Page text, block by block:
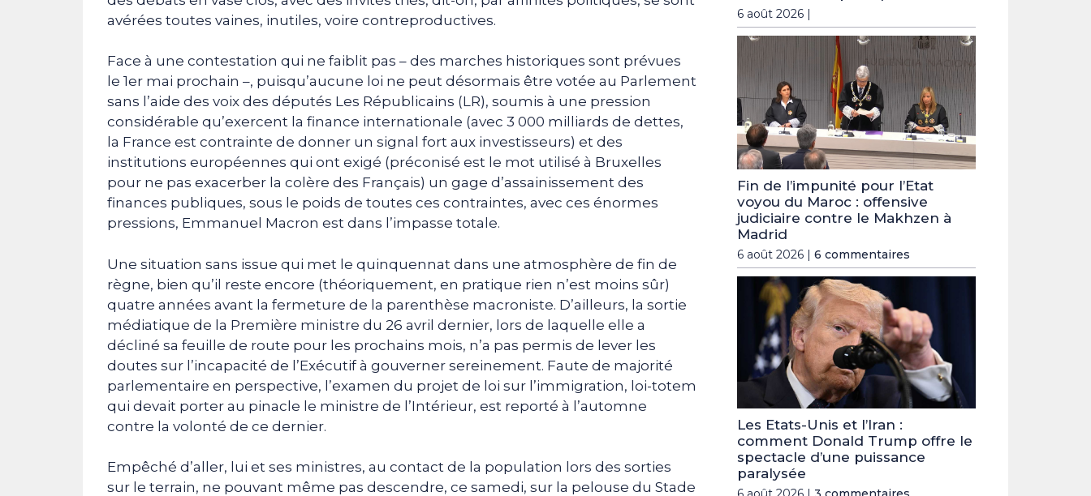
avérées toutes vaines, inutiles, voire contreproductives.
Face à une contestation qui ne faiblit pas – des marches historiques sont prévues
le 1er mai prochain –, puisqu’aucune loi ne peut désormais être votée au Parlement
sans l’aide des voix des députés Les Républicains (LR), soumis à une pression
considérable qu’exercent la finance internationale (avec 3 000 milliards de dettes,
la France est contrainte de donner un signal fort aux investisseurs) et des
institutions européennes qui ont exigé (préconisé est le mot utilisé à Bruxelles
pour ne pas exacerber la colère des Français) un gage d’assainissement des
finances publiques, sous le poids de toutes ces contraintes, avec ces énormes
pressions, Emmanuel Macron est dans l’impasse totale.
Une situation sans issue qui met le quinquennat dans une atmosphère de fin de
règne, bien qu’il reste encore (théoriquement, en pratique rien n’est moins sûr)
quatre années avant la fermeture de la parenthèse macroniste. D’ailleurs, la sortie
médiatique de la Première ministre du 26 avril dernier, lors de laquelle elle a
décliné sa feuille de route pour les prochains mois, n’a pas permis de lever les
doutes sur l’incapacité de l’Exécutif à gouverner sereinement. Faute de majorité
parlementaire en perspective, l’examen du projet de loi sur l’immigration, loi-totem
qui devait porter au pinacle le ministre de l’Intérieur, est reporté à l’automne
contre la volonté de ce dernier.
Empêché d’aller, lui et ses ministres, au contact de la population lors des sorties
sur le terrain, ne pouvant même pas descendre, ce samedi, sur la pelouse du Stade
6 août 2026 |
Fin de l’impunité pour l’Etat
voyou du Maroc : offensive
judiciaire contre le Makhzen à
Madrid
6 août 2026 | 6 commentaires
Les Etats-Unis et l’Iran :
comment Donald Trump offre le
spectacle d’une puissance
paralysée